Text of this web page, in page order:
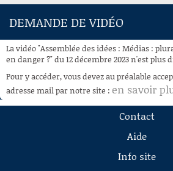
ACCUEIL
À LA DEMANDE
RECHERCHE
AIDE À LA DÉCOUPE
DEMANDE DE VIDÉO
La vidéo "Assemblée des idées : Médias :
en danger ?" du 12 décembre 2023 n'est plus
Pour y accéder, vous devez au préalable
adresse mail par notre site : en savoir
Contact
Aide
Info site